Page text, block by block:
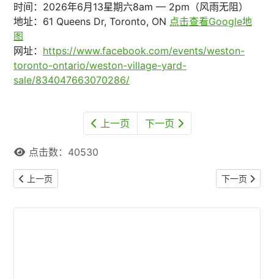
时间：2026年6月13星期六8am — 2pm（风雨无阻）
地址：61 Queens Dr, Toronto, ON 点击查看Google地
图
网址： https://www.facebook.com/events/weston-
toronto-ontario/weston-village-yard-
sale/834047663070286/
上一页 下一页
点击数：40530
上一篇文章: 【本网专稿】多伦多周末好去处（2026年6月19日至
上一页 下一篇文章:
下一页